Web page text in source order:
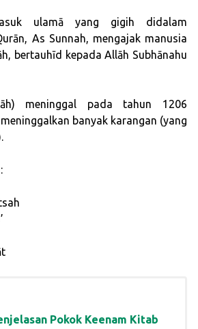
ulamā yang gigih didalam
As Sunnah, mengajak manusia
bertauhīd kepada Allāh Subhānahu
meninggal pada tahun 1206
banyak karangan (yang
Pokok Keenam Kitab